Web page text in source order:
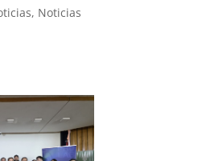
, Noticias